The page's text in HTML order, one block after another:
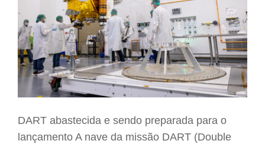
DART abastecida e sendo preparada para o
lançamento A nave da missão DART (Double